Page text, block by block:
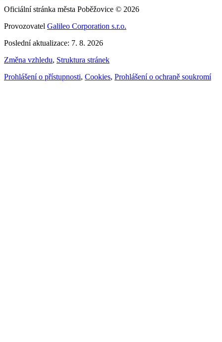
Oficiální stránka města Poběžovice © 2026
Provozovatel Galileo Corporation s.r.o.
Poslední aktualizace: 7. 8. 2026
Změna vzhledu, Struktura stránek
Prohlášení o přístupnosti, Cookies, Prohlášení o ochraně soukromí